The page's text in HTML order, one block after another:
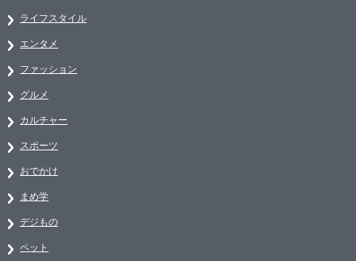
ライフスタイル
エンタメ
ファッション
グルメ
カルチャー
スポーツ
おでかけ
まめ学
デジもの
ペット